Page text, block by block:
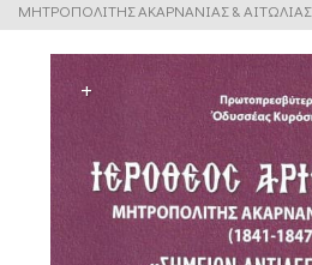
ΜΗΤΡΟΠΟΛΙΤΗΣ ΑΚΑΡΝΑΝΙΑΣ & ΑΙΤΩΛΙΑΣ